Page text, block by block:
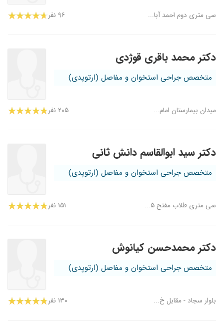
سی متری دوم احمد آبا... ۹۶ نفر
دکتر محمد باقری قوژدی
متخصص جراحی استخوان و مفاصل (ارتوپدی)
میدان بیمارستان امام... ۲۰۵ نفر
دکتر سید ابوالقاسم دانش ثانی
متخصص جراحی استخوان و مفاصل (ارتوپدی)
سی متری طلاب مفتح ۵... ۱۵۱ نفر
دکتر محمدحسن کیانوش
متخصص جراحی استخوان و مفاصل (ارتوپدی)
بلوار سجاد - مقابل خ... ۱۳۰ نفر